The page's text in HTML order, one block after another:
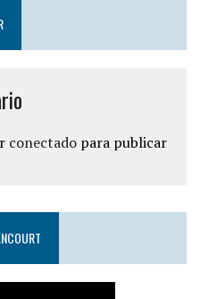
conectadopara publicar